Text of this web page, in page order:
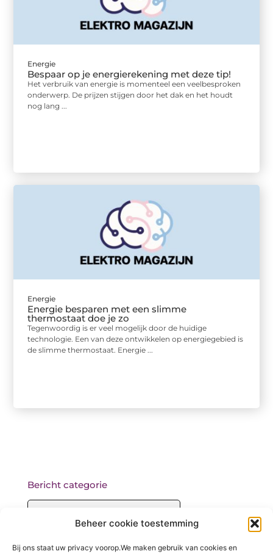
Beheer cookie toestemming
Bij ons staat uw privacy voorop.We maken gebruik van cookies en
Energie
Bespaar op je energierekening met deze tip!
Het verbruik van energie is momenteel een veelbesproken
onderwerp. De prijzen stijgen door het dak en het houdt
nog lang ...
Energie
Energie besparen met een slimme
thermostaat doe je zo
Tegenwoordig is er veel mogelijk door de huidige
technologie. Een van deze ontwikkelen op energiegebied is
de slimme thermostaat. Energie ...
Onze informatie
Bericht categorie